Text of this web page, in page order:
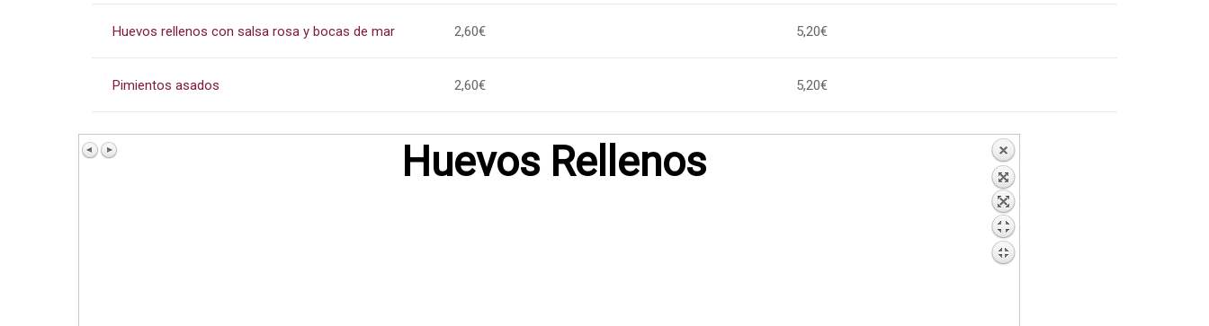
Huevos rellenos con salsa rosa y bocas de mar 2,60€ 5,20€
Pimientos asados 2,60€ 5,20€
Huevos Rellenos